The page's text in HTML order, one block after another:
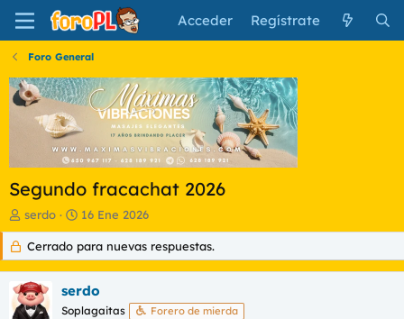
Acceder Regístrate
Foro General
Segundo fracachat 2026
I
n
c
a
d
serdo
F
e
c
h
d
e
16 Ene 2026
Cerrado para nuevas respuestas.
serdo
Soplagaitas Forero de mierda